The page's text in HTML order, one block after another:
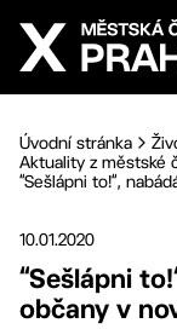
Přejít na hlavní
Úvodní stránka
Aktuality z městské
“Sešlápni to!“,
10.01.2020
“Sešlápni
občany v